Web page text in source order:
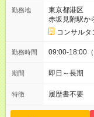
勤務地
東京都港区
赤坂見附駅か
コンサルタ
勤務時間 09:00-18:00
期間 即日～長期
特徴 履歴書不要